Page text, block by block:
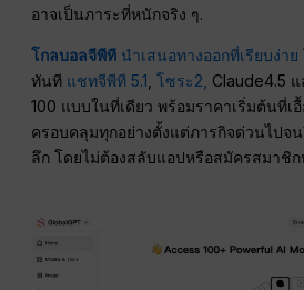
อาจเป็นภาระที่หนักจริง ๆ.
โกลบอลจีพีที นำเสนอทางออกที่เรียบง่าย
ทันที แชทจีพีที 5.1,โซระ2, Claude4.5
100 แบบในที่เดียว พร้อมราคาเริ่มต้นที่เ
ครอบคลุมทุกอย่างตั้งแต่ภารกิจด่วนไปจน
ลึก โดยไม่ต้องสลับแอปหรือสมัครสมาชิก